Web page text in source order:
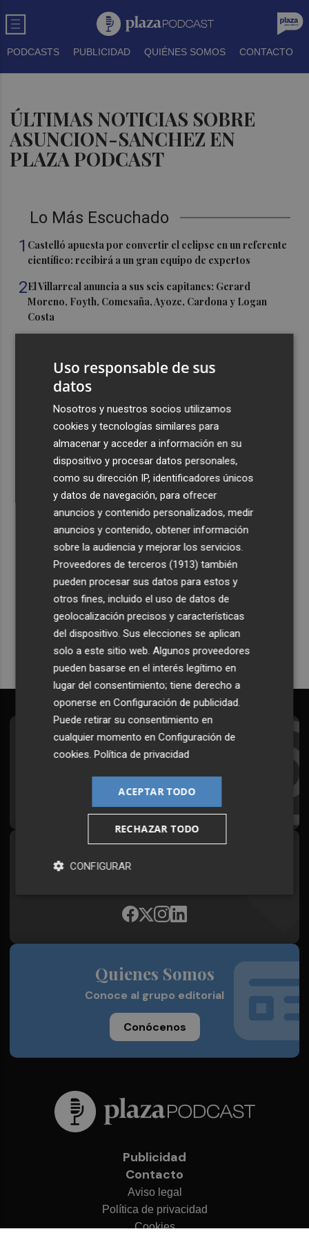
PODCASTS PUBLICIDAD QUIÉNES SOMOS CONTACTO
ÚLTIMAS NOTICIAS SOBRE
ASUNCION-SANCHEZ EN
PLAZA PODCAST
Lo Más Escuchado
1 Castelló apuesta por convertir el eclipse en un referente
científico: recibirá a un gran equipo de expertos
2El Villarreal anuncia a sus seis capitanes: Gerard
Moreno, Foyth, Comesaña, Ayoze, Cardona y Logan
Costa
San Javier da viabilidad al nuevo contrato del transporte
324 habitaciones
Estos son los estrenos que abren la cartelera en agosto:
de la comedia 'El último mono' a una nueva entrega de
'La Patrulla Canina'
Recibe toda la actualidad de
Plaza Podcast en tu correo
Quiero suscribirme
Suscríbete al Boletín
¡Quiero suscribirme!
Síguenos en redes
Quienes Somos
Conoce al grupo editorial
Conócenos
Publicidad
Contacto
Aviso legal
Política de privacidad
Cookies
Uso responsable de sus
datos
Nosotros y nuestros socios utilizamos
cookies y tecnologías similares para
almacenar y acceder a información en su
dispositivo y procesar datos personales,
como su dirección IP, identificadores únicos
y datos de navegación, para ofrecer
anuncios y contenido personalizados, medir
anuncios y contenido, obtener información
sobre la audiencia y mejorar los servicios.
Proveedores de terceros (1913) también
pueden procesar sus datos para estos y
otros fines, incluido el uso de datos de
geolocalización precisos y características
del dispositivo. Sus elecciones se aplican
solo a este sitio web. Algunos proveedores
pueden basarse en el interés legítimo en
lugar del consentimiento; tiene derecho a
oponerse enConfiguración de publicidad.
Puede retirar su consentimiento en
cualquier momento enConfiguración de
cookies.Política de privacidad
ACEPTAR TODO
RECHAZAR TODO
CONFIGURAR